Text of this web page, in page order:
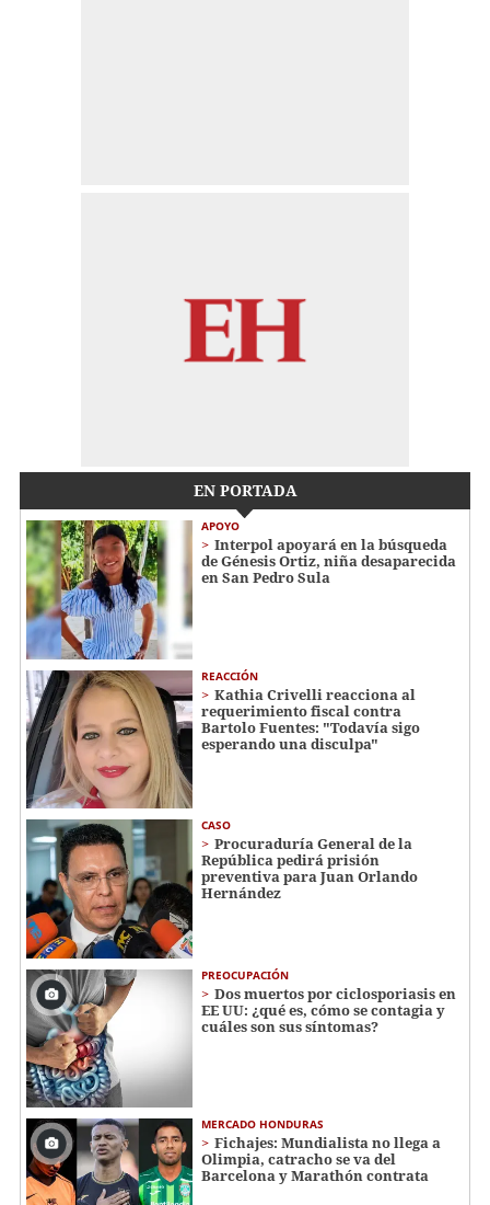
EN PORTADA
APOYO
Interpol apoyará en la búsqueda
de Génesis Ortiz, niña desaparecida
en San Pedro Sula
REACCIÓN
Kathia Crivelli reacciona al
requerimiento fiscal contra
Bartolo Fuentes: "Todavía sigo
esperando una disculpa"
CASO
Procuraduría General de la
República pedirá prisión
preventiva para Juan Orlando
Hernández
PREOCUPACIÓN
Dos muertos por ciclosporiasis en
EE UU: ¿qué es, cómo se contagia y
cuáles son sus síntomas?
MERCADO HONDURAS
Fichajes: Mundialista no llega a
Olimpia, catracho se va del
Barcelona y Marathón contrata